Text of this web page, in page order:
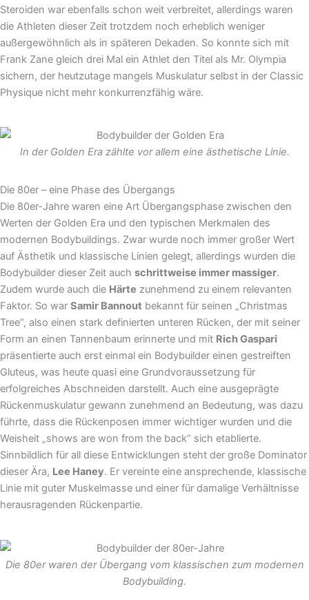
Steroiden war ebenfalls schon weit verbreitet, allerdings waren
die Athleten dieser Zeit trotzdem noch erheblich weniger
außergewöhnlich als in späteren Dekaden. So konnte sich mit
Frank Zane gleich drei Mal ein Athlet den Titel als Mr. Olympia
sichern, der heutzutage mangels Muskulatur selbst in der Classic
Physique nicht mehr konkurrenzfähig wäre.
In der Golden Era zählte vor allem eine ästhetische Linie.
Die 80er – eine Phase des Übergangs
Die 80er-Jahre waren eine Art Übergangsphase zwischen den
Werten der Golden Era und den typischen Merkmalen des
modernen Bodybuildings. Zwar wurde noch immer großer Wert
auf Ästhetik und klassische Linien gelegt, allerdings wurden die
Bodybuilder dieser Zeit auch schrittweise immer massiger.
Zudem wurde auch die Härte zunehmend zu einem relevanten
Faktor. So war Samir Bannout bekannt für seinen „Christmas
Tree“, also einen stark definierten unteren Rücken, der mit seiner
Form an einen Tannenbaum erinnerte und mit Rich Gaspari
präsentierte auch erst einmal ein Bodybuilder einen gestreiften
Gluteus, was heute quasi eine Grundvoraussetzung für
erfolgreiches Abschneiden darstellt. Auch eine ausgeprägte
Rückenmuskulatur gewann zunehmend an Bedeutung, was dazu
führte, dass die Rückenposen immer wichtiger wurden und die
Weisheit „shows are won from the back“ sich etablierte.
Sinnbildlich für all diese Entwicklungen steht der große Dominator
dieser Ära, Lee Haney. Er vereinte eine ansprechende, klassische
Linie mit guter Muskelmasse und einer für damalige Verhältnisse
herausragenden Rückenpartie.
Die 80er waren der Übergang vom klassischen zum modernen
Bodybuilding.